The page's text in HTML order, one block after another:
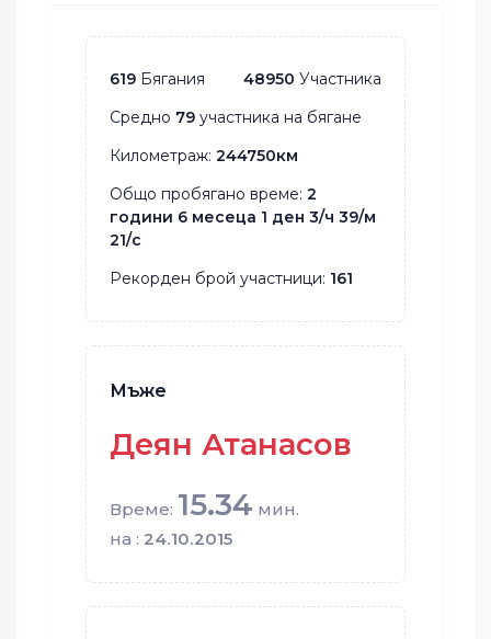
619 Бягания 48950 Участника
Средно 79 участника на бягане
Километраж: 244750км
Общо пробягано време: 2
години 6 месеца 1 ден 3/ч 39/м
21/с
Рекорден брой участници: 161
Мъже
Деян Атанасов
Време: 15.34 мин.
на : 24.10.2015